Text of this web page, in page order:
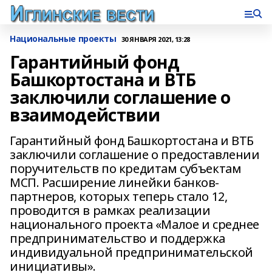
Национальные проекты 30 ЯНВАРЯ 2021, 13:28
Гарантийный фонд
Башкортостана и ВТБ
заключили соглашение о
взаимодействии
Гарантийный фонд Башкортостана и ВТБ
заключили соглашение о предоставлении
поручительств по кредитам субъектам
МСП. Расширение линейки банков-
партнеров, которых теперь стало 12,
проводится в рамках реализации
национального проекта «Малое и среднее
предпринимательство и поддержка
индивидуальной предпринимательской
инициативы».